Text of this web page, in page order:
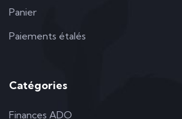
Panier
Paiements étalés
Catégories
Finances ADO